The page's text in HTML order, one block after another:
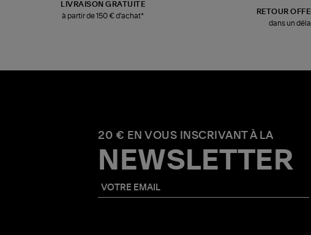
LIVRAISON GRATUITE
à partir de 150 € d'achat*
RETOUR
dans un
20 € EN VOUS INSCRIVANT À LA
NEWSLETTER